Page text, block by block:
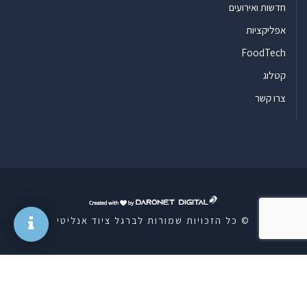
חדשות ואירועים
אפליקציות
FoodTech
קטלוג
צרו קשר
ד
ר
© כל הזכויות שמורות לברגל ציוד אנליטי